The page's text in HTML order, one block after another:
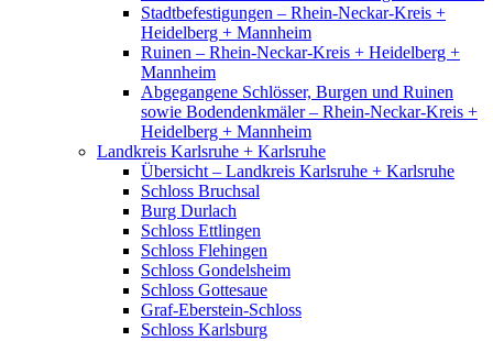
Stadtbefestigungen – Rhein-Neckar-Kreis +
Heidelberg + Mannheim
Ruinen – Rhein-Neckar-Kreis + Heidelberg +
Mannheim
Abgegangene Schlösser, Burgen und Ruinen
sowie Bodendenkmäler – Rhein-Neckar-Kreis +
Heidelberg + Mannheim
Landkreis Karlsruhe + Karlsruhe
Übersicht – Landkreis Karlsruhe + Karlsruhe
Schloss Bruchsal
Burg Durlach
Schloss Ettlingen
Schloss Flehingen
Schloss Gondelsheim
Schloss Gottesaue
Graf-Eberstein-Schloss
Schloss Karlsburg